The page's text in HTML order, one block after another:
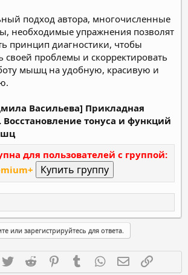
подход автора, многочисленные
необходимые упражнения позволят
принцип диагностики, чтобы
своей проблемы и скорректировать
мышц на удобную, красивую и
Васильева] Прикладная
Восстановление тонуса и функций
для пользователей с группой:
или зарегистрируйтесь для ответа.
Twitter Reddit PinterestTumblr WhatsAppЭлектронная